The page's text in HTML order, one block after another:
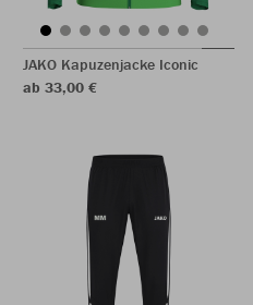
JAKO Kapuzenjacke Iconic
ab 33,00 €